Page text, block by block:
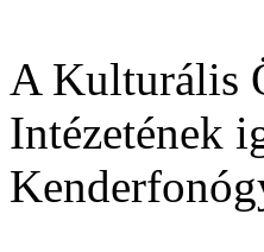
A Kulturális
Intézetének